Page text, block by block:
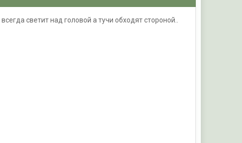
светит над головой а тучи обходят стороной..